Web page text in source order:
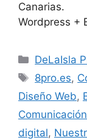
Canarias.
Wordpress +
DeLaIsla
8pro.es,
Diseño Web,
digital,